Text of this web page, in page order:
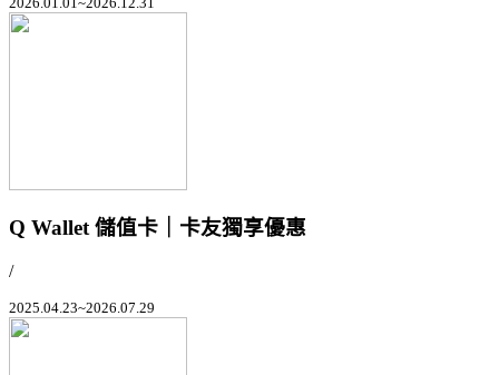
Q Wallet 儲值卡｜卡友獨享優惠
/
2025.04.23~2026.07.29